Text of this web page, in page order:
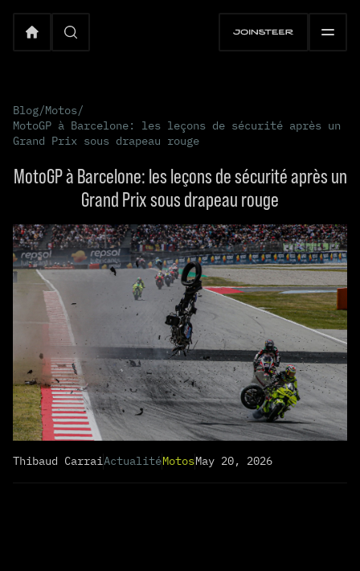
Blog/Motos/
MotoGP à Barcelone: les leçons de sécurité après un
Grand Prix sous drapeau rouge
MotoGP à Barcelone: les leçons de sécurité après un
Grand Prix sous drapeau rouge
Thibaud CarraiActualitéMotosMay 20, 2026